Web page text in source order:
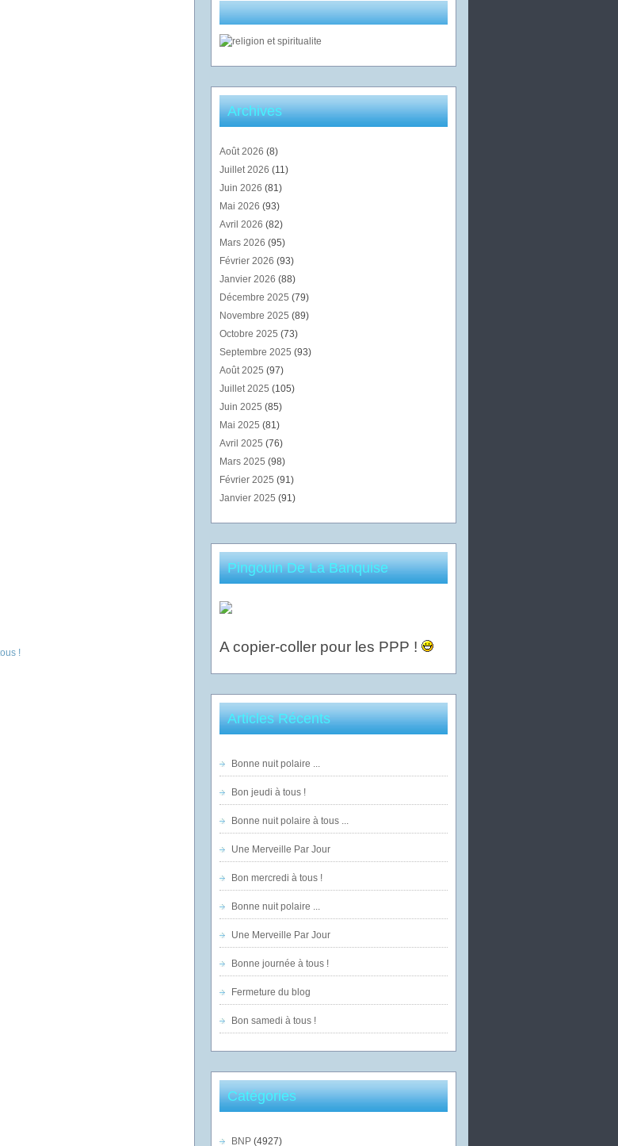
Archives
Août 2026 (8)
Juillet 2026 (11)
Juin 2026 (81)
Mai 2026 (93)
Avril 2026 (82)
Mars 2026 (95)
Février 2026 (93)
Janvier 2026 (88)
Décembre 2025 (79)
Novembre 2025 (89)
Octobre 2025 (73)
Septembre 2025 (93)
Août 2025 (97)
Juillet 2025 (105)
Juin 2025 (85)
Mai 2025 (81)
Avril 2025 (76)
Mars 2025 (98)
Février 2025 (91)
Janvier 2025 (91)
Pingouin De La Banquise
A copier-coller pour les PPP !
Articles Récents
Bonne nuit polaire ...
Bon jeudi à tous !
Bonne nuit polaire à tous ...
Une Merveille Par Jour
Bon mercredi à tous !
Bonne nuit polaire ...
Une Merveille Par Jour
Bonne journée à tous !
Fermeture du blog
Bon samedi à tous !
Catégories
BNP(4927)